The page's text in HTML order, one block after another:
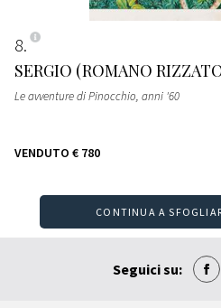
8
SERGIO (ROMANO
Le avventure di Pinocchio, anni '60
VENDUTO € 780
CONTINUA A
Seguici su: